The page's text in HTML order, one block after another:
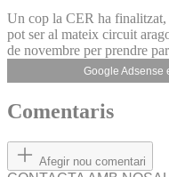
Un cop la CER ha finalitzat,
pot ser al mateix circuit
de novembre per prendre
Google Adsense
Comentaris
Afegir nou comentari